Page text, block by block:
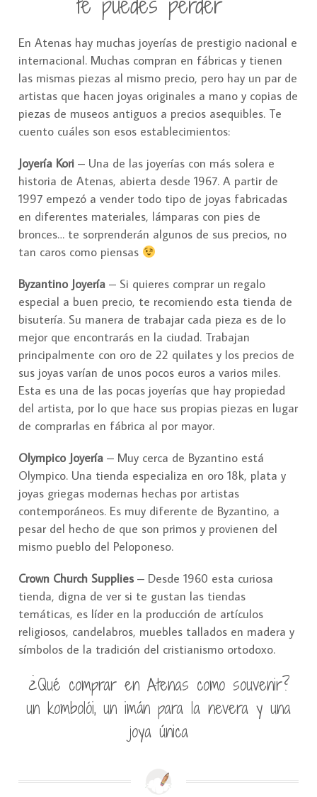
En Atenas hay muchas joyerías de prestigio nacional e
internacional. Muchas compran en fábricas y tienen
las mismas piezas al mismo precio, pero hay un par de
artistas que hacen joyas originales a mano y copias de
piezas de museos antiguos a precios asequibles. Te
cuento cuáles son esos establecimientos:
Joyería Kori – Una de las joyerías con más solera e
historia de Atenas, abierta desde 1967. A partir de
1997 empezó a vender todo tipo de joyas fabricadas
en diferentes materiales, lámparas con pies de
bronces… te sorprenderán algunos de sus precios, no
tan caros como piensas
Byzantino Joyería – Si quieres comprar un regalo
especial a buen precio, te recomiendo esta tienda de
bisutería. Su manera de trabajar cada pieza es de lo
mejor que encontrarás en la ciudad. Trabajan
principalmente con oro de 22 quilates y los precios de
sus joyas varían de unos pocos euros a varios miles.
Esta es una de las pocas joyerías que hay propiedad
del artista, por lo que hace sus propias piezas en lugar
de comprarlas en fábrica al por mayor.
Olympico Joyería – Muy cerca de Byzantino está
Olympico. Una tienda especializa en oro 18k, plata y
joyas griegas modernas hechas por artistas
contemporáneos. Es muy diferente de Byzantino, a
pesar del hecho de que son primos y provienen del
mismo pueblo del Peloponeso.
Crown Church Supplies – Desde 1960 esta curiosa
tienda, digna de ver si te gustan las tiendas
temáticas, es líder en la producción de artículos
religiosos, candelabros, muebles tallados en madera y
símbolos de la tradición del cristianismo ortodoxo.
¿Qué comprar en Atenas como souvenir?
un kombolói, un imán para la nevera y una
joya única